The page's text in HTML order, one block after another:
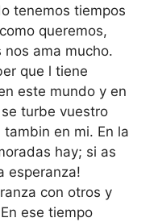
tenemos tiempos
queremos,
ama mucho.
que l tiene
este mundo y en
turbe vuestro
en mi. En la
hay; si as
esperanza!
con otros y
ese tiempo